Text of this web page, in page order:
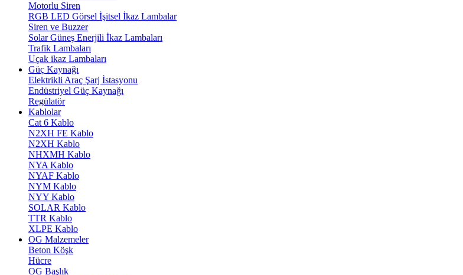
Motorlu Siren
RGB LED Görsel İşitsel İkaz Lambalar
Siren ve Buzzer
Solar Güneş Enerjili İkaz Lambaları
Trafik Lambaları
Uçak ikaz Lambaları
Güç Kaynağı
Elektrikli Araç Şarj İstasyonu
Endüstriyel Güç Kaynağı
Regülatör
Kablolar
Cat 6 Kablo
N2XH FE Kablo
N2XH Kablo
NHXMH Kablo
NYA Kablo
NYAF Kablo
NYM Kablo
NYY Kablo
SOLAR Kablo
TTR Kablo
XLPE Kablo
OG Malzemeler
Beton Köşk
Hücre
OG Başlık